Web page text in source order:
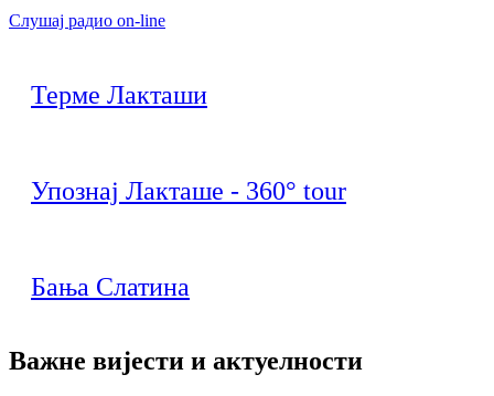
Слушај радио on-line
Терме Лакташи
Упознај Лакташе - 360° tour
Бања Слатина
Важне вијести и актуелности